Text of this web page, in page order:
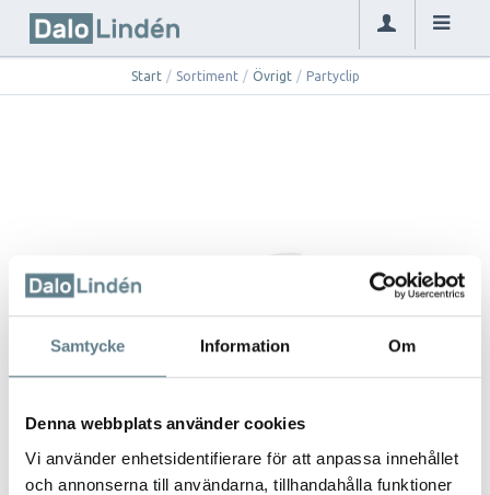
Samtycke Information Om
Denna webbplats använder cookies
Vi använder enhetsidentifierare för att anpassa innehållet
och annonserna till användarna, tillhandahålla funktioner
Start / Sortiment / Övrigt / Partyclip